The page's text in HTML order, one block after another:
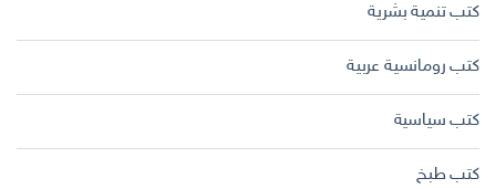
كتب تنمية بشرية
كتب رومانسية عربية
كتب سياسية
كتب طبخ